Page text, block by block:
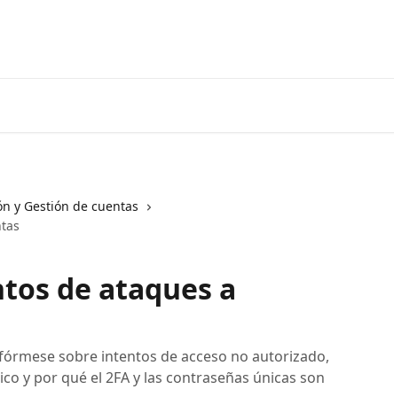
y Gestión de cuentas
de ataques a
sobre intentos de acceso no autorizado,
y por qué el 2FA y las contraseñas únicas son